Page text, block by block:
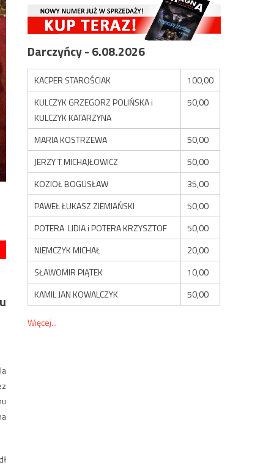
Darczyńcy - 6.08.2026
KACPER STAROŚCIAK
100,00
KULCZYK GRZEGORZ POLIŃSKA i
KULCZYK KATARZYNA
50,00
MARIA KOSTRZEWA
50,00
JERZY T MICHAJŁOWICZ
50,00
KOZIOŁ BOGUSŁAW
35,00
PAWEŁ ŁUKASZ ZIEMIAŃSKI
50,00
POTERA LIDIA i POTERA KRZYSZTOF
50,00
NIEMCZYK MICHAŁ
20,00
SŁAWOMIR PIĄTEK
10,00
KAMIL JAN KOWALCZYK
50,00
Więcej...